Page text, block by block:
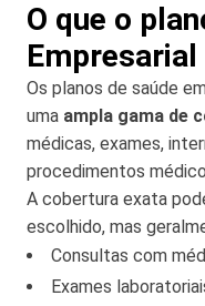
O que o
Empresarial
Os planos de saúde
uma ampla gama de
médicas, exames,
procedimentos
A cobertura exata
escolhido, mas
Consultas com
Exames